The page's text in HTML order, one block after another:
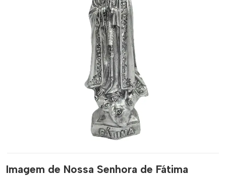
Imagem de Nossa Senhora de Fátima